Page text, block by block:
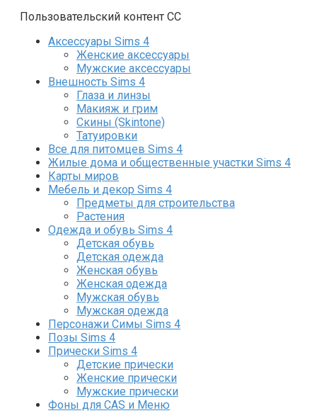
Пользовательский контент СС
Аксессуары Sims 4
Женские аксессуары
Мужские аксессуары
Внешность Sims 4
Глаза и линзы
Макияж и грим
Скины (Skintone)
Татуировки
Все для питомцев Sims 4
Жилые дома и общественные участки Sims 4
Карты миров
Мебель и декор Sims 4
Предметы для строительства
Растения
Одежда и обувь Sims 4
Детская обувь
Детская одежда
Женская обувь
Женская одежда
Мужская обувь
Мужская одежда
Персонажи Симы Sims 4
Позы Sims 4
Прически Sims 4
Детские прически
Женские прически
Мужские прически
Фоны для CAS и Меню